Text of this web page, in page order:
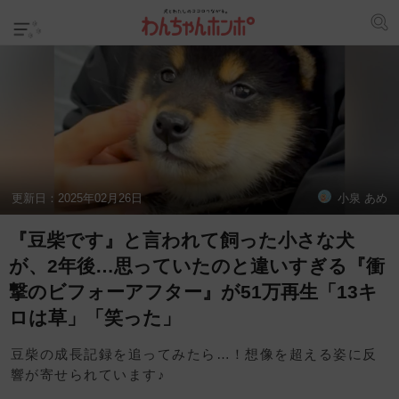
更新日： 2025年02月26日 小泉 あめ
『豆柴です』と言われて飼った小さな犬
が、2年後…思っていたのと違いすぎる『衝
撃のビフォーアフター』が51万再生「13キ
ロは草」「笑った」
豆柴の成長記録を追ってみたら…！想像を超える姿に反
響が寄せられています♪